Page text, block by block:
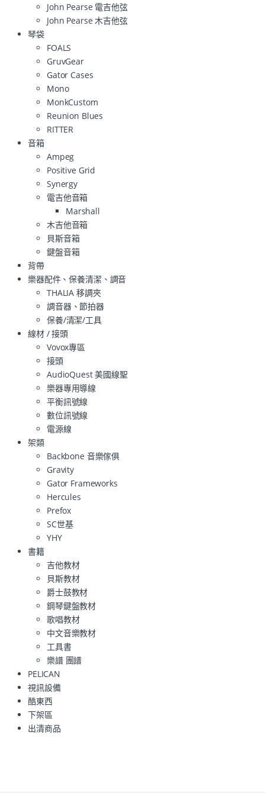
John Pearse 電吉他弦
John Pearse 木吉他弦
琴袋
FOALS
GruvGear
Gator Cases
Mono
MonkCustom
Reunion Blues
RITTER
音箱
Ampeg
Positive Grid
Synergy
電吉他音箱
Marshall
木吉他音箱
貝斯音箱
鍵盤音箱
背帶
樂器配件、保養清潔、調音
THALIA 移調夾
調音器、節拍器
保養/清潔/工具
線材 / 接頭
Vovox專區
接頭
AudioQuest 美國線聖
樂器專用導線
平衡訊號線
數位訊號線
電源線
架類
Backbone 音樂傢俱
Gravity
Gator Frameworks
Hercules
Prefox
SC世基
YHY
書籍
吉他教材
貝斯教材
爵士鼓教材
鋼琴鍵盤教材
歌唱教材
中文音樂教材
工具書
樂譜 團譜
PELICAN
視訊設備
酷東西
下架區
出清商品